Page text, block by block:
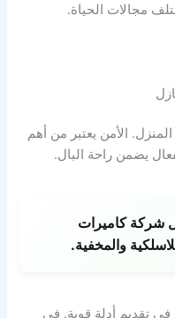
مجالات الحياة.
الأمن يعتبر من أهم
يضمن راحة البال.
شركة كاميرات
والمخفية.
تقديم أدلة قوية. في